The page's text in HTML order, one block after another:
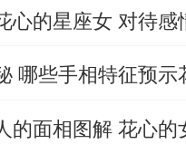
前两个星座那么高
容易让感情变得复
座男生：独立自
的星座女 对待感情很
哪些手相特征预示
面相图解 花心的女